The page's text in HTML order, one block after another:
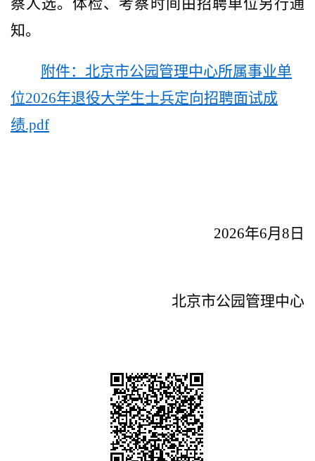
察人选。体检、考察时间由招聘单位另行通
知。
附件：北京市公园管理中心所属事业单
位2026年退役大学生士兵定向招聘面试成
绩.pdf
2026年6月8日
北京市公园管理中心